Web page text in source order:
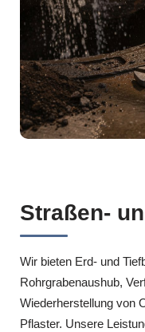
Straßen-
Wir bieten Erd- und
Rohrgrabenaushub,
Wiederherstellung von
Pflaster. Unsere